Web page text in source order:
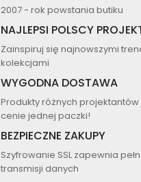
2007 - rok powstania butiku
NAJLEPSI POLSCY
Zainspiruj się najnowszymi
kolekcjami
WYGODNA DOSTAWA
Produkty różnych projektantów
cenie jednej paczki!
BEZPIECZNE ZAKUPY
Szyfrowanie SSL zapewnia
transmisji danych